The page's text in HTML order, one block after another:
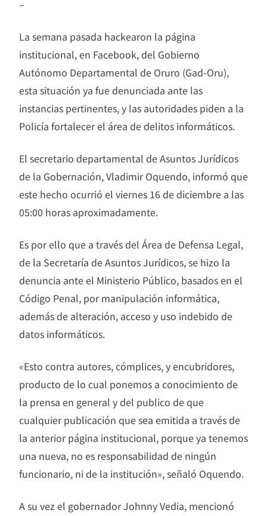
–
La semana pasada hackearon la página
institucional, en Facebook, del Gobierno
Autónomo Departamental de Oruro (Gad-Oru),
esta situación ya fue denunciada ante las
instancias pertinentes, y las autoridades piden a la
Policía fortalecer el área de delitos informáticos.
El secretario departamental de Asuntos Jurídicos
de la Gobernación, Vladimir Oquendo, informó que
este hecho ocurrió el viernes 16 de diciembre a las
05:00 horas aproximadamente.
Es por ello que a través del Área de Defensa Legal,
de la Secretaría de Asuntos Jurídicos, se hizo la
denuncia ante el Ministerio Público, basados en el
Código Penal, por manipulación informática,
además de alteración, acceso y uso indebido de
datos informáticos.
«Esto contra autores, cómplices, y encubridores,
producto de lo cual ponemos a conocimiento de
la prensa en general y del publico de que
cualquier publicación que sea emitida a través de
la anterior página institucional, porque ya tenemos
una nueva, no es responsabilidad de ningún
funcionario, ni de la institución», señaló Oquendo.
A su vez el gobernador Johnny Vedia, mencionó